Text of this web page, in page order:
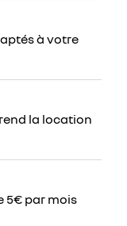
à votre
la location
5€ par mois